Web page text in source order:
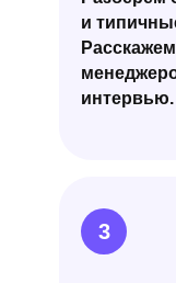
и
интервью.
3